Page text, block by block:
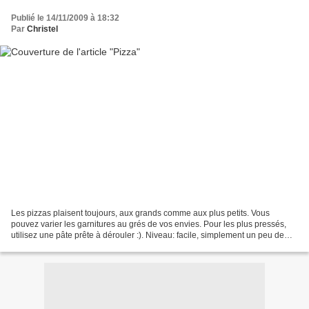
Publié le 14/11/2009 à 18:32
Par Christel
Les pizzas plaisent toujours, aux grands comme aux plus petits. Vous
pouvez varier les garnitures au grés de vos envies. Pour les plus pressés,
utilisez une pâte prête à dérouler :). Niveau: facile, simplement un peu de